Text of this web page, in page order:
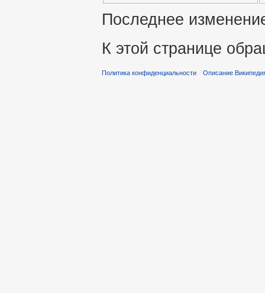
Последнее
К этой странице
Политика конфиденциальности Описание